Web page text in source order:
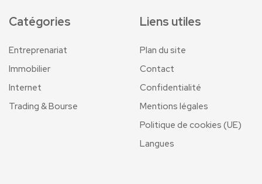
Catégories
Entreprenariat
Immobilier
Internet
Trading & Bourse
Liens utiles
Plan du site
Contact
Confidentialité
Mentions légales
Politique de cookies (UE)
Langues